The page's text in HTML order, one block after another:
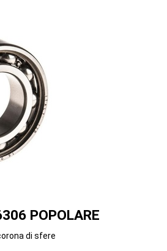
POPOLARE
di sfere